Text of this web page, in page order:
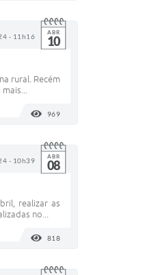
- 11h16 ABR
10
rural. Recém
969
- 10h39 ABR
08
realizar as
no...
818